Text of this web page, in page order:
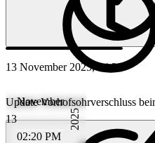
13 November 2025, 14:20
13
November
02:20 PM
2025
Update Vorhofsohrverschluss